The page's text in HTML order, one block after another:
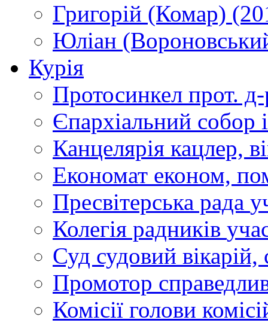
Григорій (Комар)
Юліан
Курія
Протосинкел прот.
Єпархіальний собор
Канцелярія кацлер,
Економат економ,
Пресвітерська рада
Колегія радників
Суд судовий вікарій,
Промотор
Комісії голови